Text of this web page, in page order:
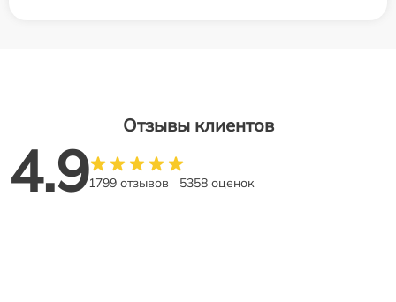
Отзывы клиентов
4.91799 отзывов 5358 оценок